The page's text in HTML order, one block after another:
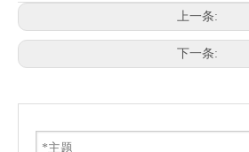
上一条:
下一条: